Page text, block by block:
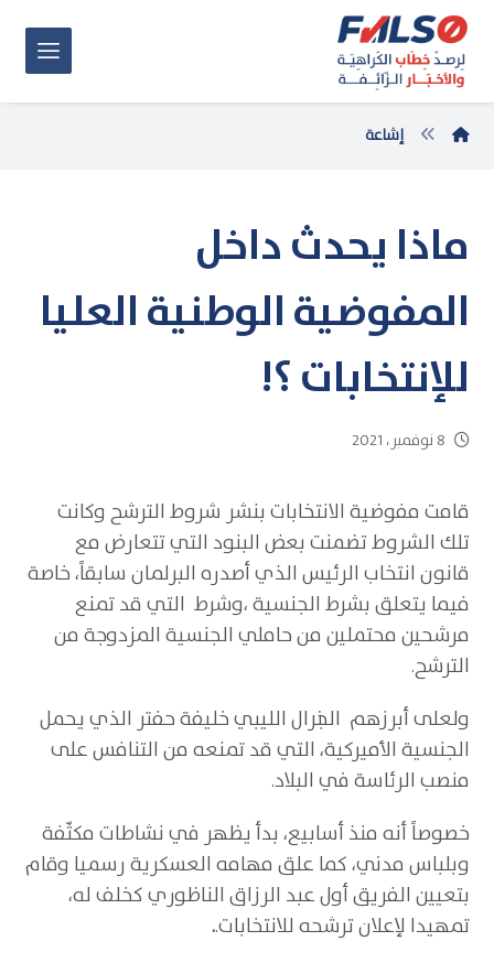
إشاعة
ماذا يحدث داخل
المفوضية الوطنية العليا
للإنتخابات ؟!
8 نوفمبر، 2021
قامت مفوضية الانتخابات بنشر شروط الترشح وكانت
تلك الشروط تضمنت بعض البنود التي تتعارض مع
قانون انتخاب الرئيس الذي أصدره البرلمان سابقاً، خاصة
فيما يتعلق بشرط الجنسية ،وشرط التي قد تمنع
مرشحين محتملين من حاملي الجنسية المزدوجة من
الترشح.
ولعلى أبرزهم الجنرال الليبي خليفة حفتر الذي يحمل
الجنسية الأميركية، التي قد تمنعه من التنافس على
منصب الرئاسة في البلاد.
خصوصاً أنه منذ أسابيع، بدأ يظهر في نشاطات مكثّفة
وبلباس مدني، كما علق مهامه العسكرية رسميا وقام
بتعيين الفريق أول عبد الرزاق الناظوري كخلف له،
تمهيدا لإعلان ترشحه للانتخابات..